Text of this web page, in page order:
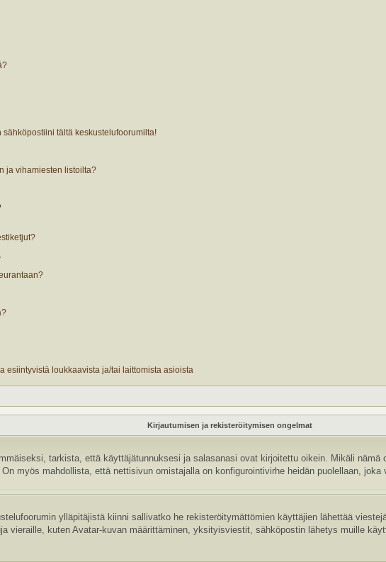
tältä keskustelufoorumilta!
ja vihamiesten listoilta?
esiintyvistä loukkaavista ja/tai laittomista asioista
Kirjautumisen ja rekisteröitymisen ongelmat
tarkista, että käyttäjätunnuksesi ja salasanasi ovat kirjoitettu oikein. Mikäli
myös mahdollista, että nettisivun omistajalla on konfigurointivirhe heidän puolellaan, joka
ylläpitäjistä kiinni sallivatko he rekisteröitymättömien käyttäjien lähettää
vieraille, kuten Avatar-kuvan määrittäminen, yksityisviestit, sähköpostin lähetys muille